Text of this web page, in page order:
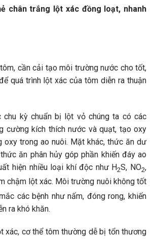
chân trắng lột xác đồng loạt, nhanh
cần cải tạo môi trường nước cho tốt,
quá trình lột xác của tôm diễn ra thuận
chu kỳ chuẩn bị lột vỏ chúng ta có các
cường kích thích nước và quạt, tạo oxy
oxy trong ao nuôi. Mặt khác, thức ăn dư
ăn phân hủy góp phần khiến đáy ao
hiện nhiều loại khí độc như H2S, NO2,
chậm lột xác. Môi trường nuôi không tốt
các bệnh như nấm, đóng rong, khiến
ra khó khăn.
xác, cơ thể tôm thường dễ bị tổn thương